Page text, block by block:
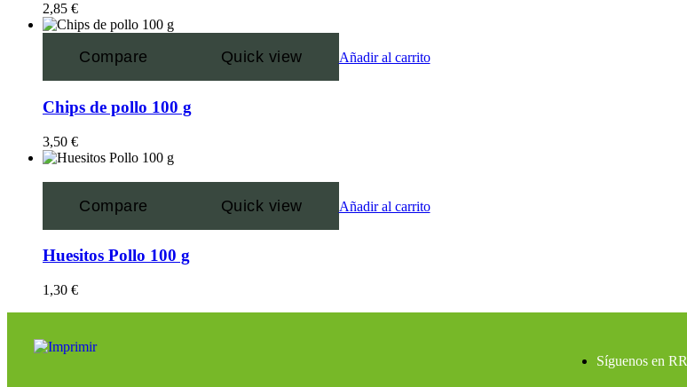
2,85 €
Compare Quick view Añadir al carrito
Chips de pollo 100 g
3,50 €
Compare Quick view Añadir al carrito
Huesitos Pollo 100 g
1,30 €
Síguenos en